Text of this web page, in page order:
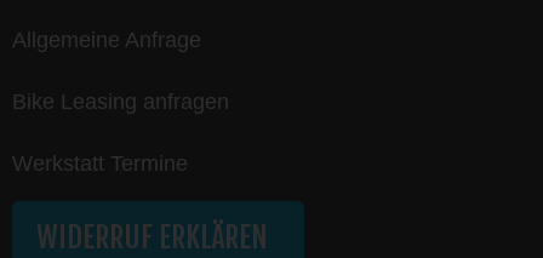
Allgemeine Anfrage
Bike Leasing anfragen
Werkstatt Termine
WIDERRUF ERKLÄREN